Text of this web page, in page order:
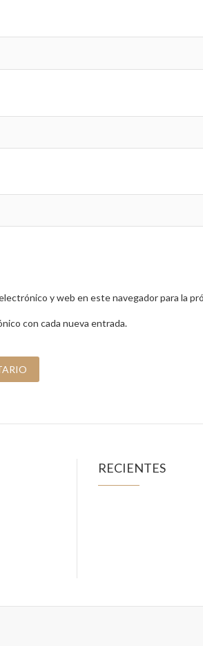
y web en este navegador para la
con cada nueva entrada.
RECIENTES